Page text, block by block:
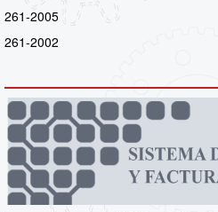
261-2005
261-2002